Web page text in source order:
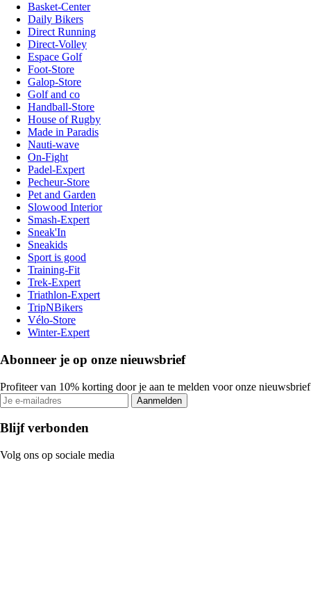
Basket-Center
Daily Bikers
Direct Running
Direct-Volley
Espace Golf
Foot-Store
Galop-Store
Golf and co
Handball-Store
House of Rugby
Made in Paradis
Nauti-wave
On-Fight
Padel-Expert
Pecheur-Store
Pet and Garden
Slowood Interior
Smash-Expert
Sneak'In
Sneakids
Sport is good
Training-Fit
Trek-Expert
Triathlon-Expert
TripNBikers
Vélo-Store
Winter-Expert
Abonneer je op onze nieuwsbrief
Profiteer van 10% korting door je aan te melden voor onze nieuwsbrief
Aanmelden
Blijf verbonden
Volg ons op sociale media